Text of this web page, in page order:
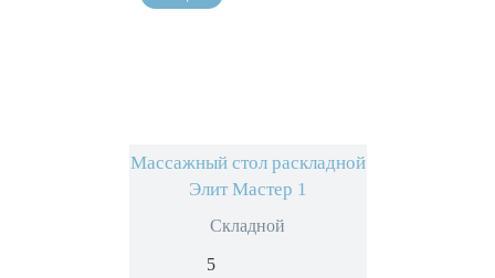
Массажный стол раскладной
Элит Мастер 1
Складной
5